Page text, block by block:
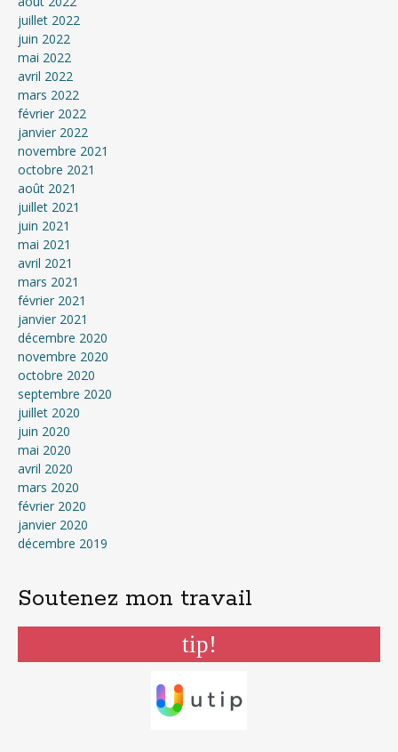
juillet 2022
juin 2022
mai 2022
avril 2022
mars 2022
février 2022
janvier 2022
novembre 2021
octobre 2021
août 2021
juillet 2021
juin 2021
mai 2021
avril 2021
mars 2021
février 2021
janvier 2021
décembre 2020
novembre 2020
octobre 2020
septembre 2020
juillet 2020
juin 2020
mai 2020
avril 2020
mars 2020
février 2020
janvier 2020
décembre 2019
Soutenez mon travail
tip!